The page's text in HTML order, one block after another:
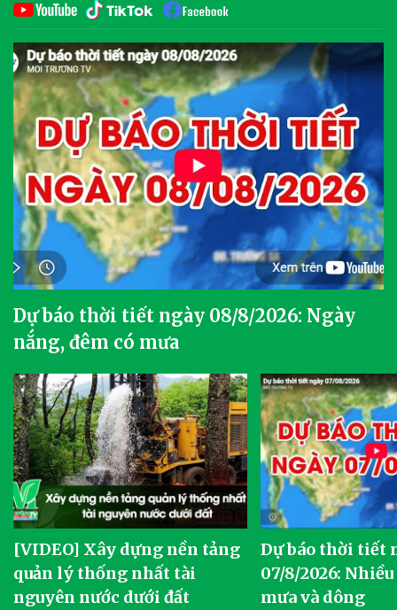
Dự báo thời tiết ngày 08/8/2026: Ngày
nắng, đêm có mưa
[VIDEO] Xây dựng nền tảng
quản lý thống nhất tài
nguyên nước dưới đất
Dự báo thời tiết
07/8/2026:
mưa và dông